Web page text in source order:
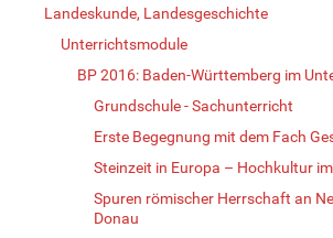
Landeskunde, Landesgeschichte
Unterrichtsmodule
BP 2016: Baden-Württemberg im
Grundschule - Sachunterricht
Erste Begegnung mit dem Fach
Steinzeit in Europa – Hochkultur
Spuren römischer Herrschaft an
Donau